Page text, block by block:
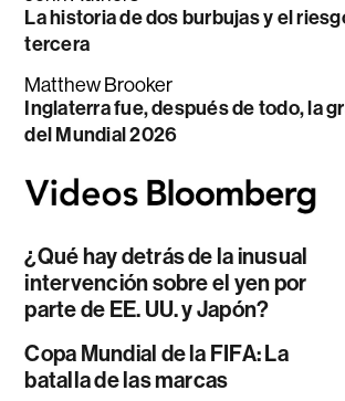
La historia de dos burbujas y el
tercera
Matthew Brooker
Inglaterra fue, después de todo, la
del Mundial 2026
¿Qué hay detrás de la inusual
intervención sobre el yen por
parte de EE. UU. y Japón?
Copa Mundial de la FIFA: La
batalla de las marcas